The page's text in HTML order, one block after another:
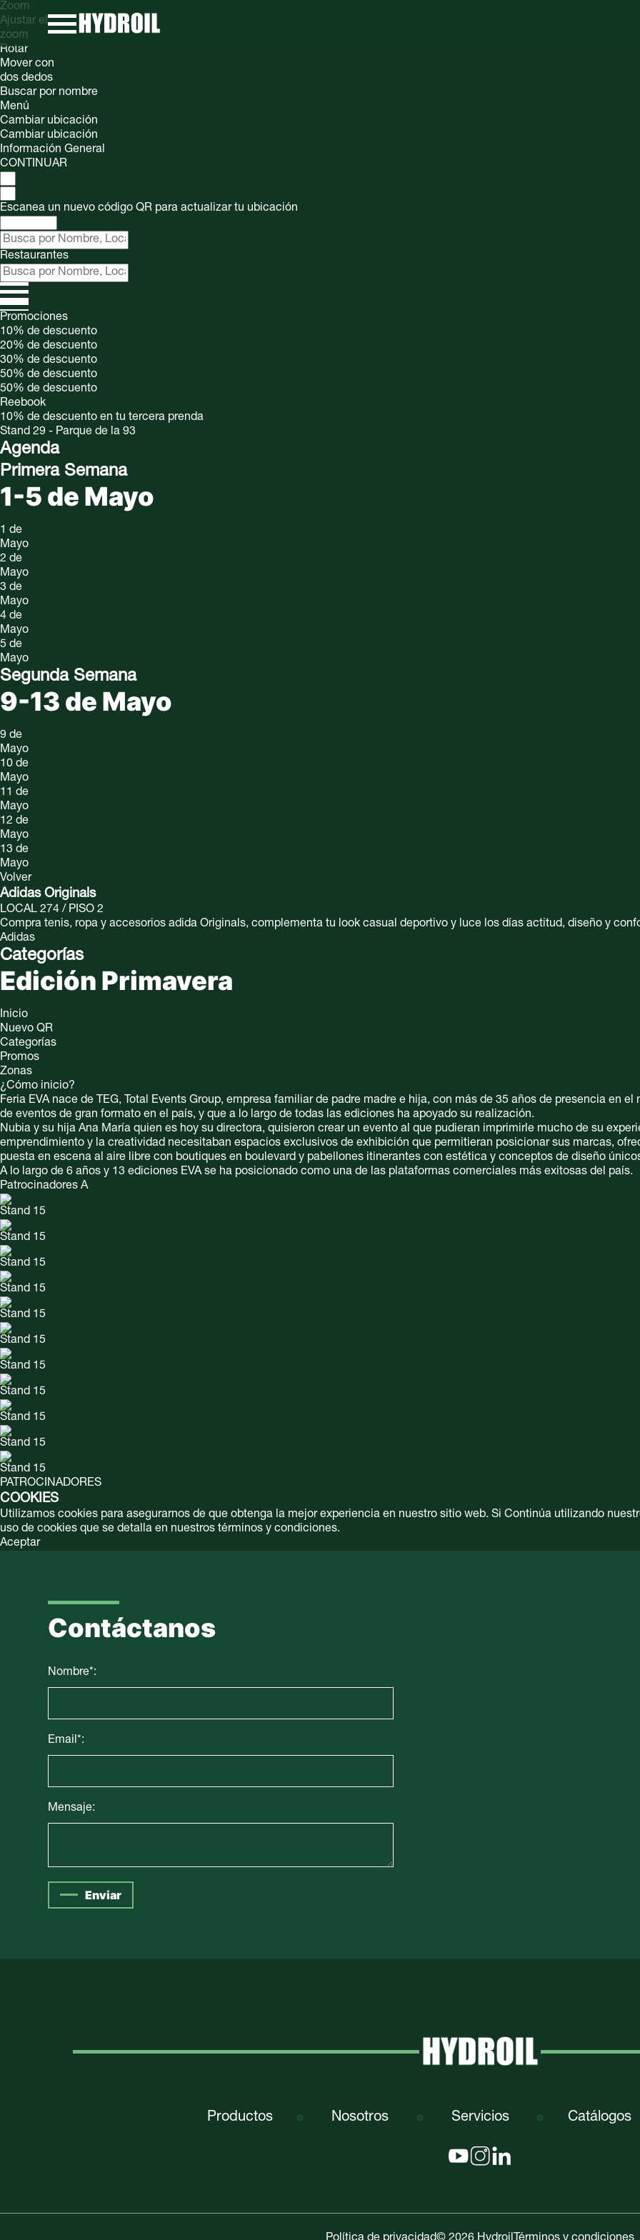
Zoom
Ajustar el
zoom
Rotar
Mover con
dos dedos
Buscar por nombre
Menú
Cambiar ubicación
Cambiar ubicación
Información General
CONTINUAR
Escanea un nuevo código QR para actualizar tu ubicación
Restaurantes
Promociones
10% de descuento
20% de descuento
30% de descuento
50% de descuento
50% de descuento
Reebook
10% de descuento en tu tercera prenda
Stand 29 - Parque de la 93
Agenda
Primera Semana
1-5 de Mayo
1 de
Mayo
2 de
Mayo
3 de
Mayo
4 de
Mayo
5 de
Mayo
Segunda Semana
9-13 de Mayo
9 de
Mayo
10 de
Mayo
11 de
Mayo
12 de
Mayo
13 de
Mayo
Volver
Adidas Originals
LOCAL 274 / PISO 2
Compra tenis, ropa y accesorios adida Originals, complementa tu look casual deportivo y luce los días actitud, diseño y
Adidas
Categorías
Edición Primavera
Inicio
Nuevo QR
Categorías
Promos
Zonas
¿Cómo inicio?
Feria EVA nace de TEG, Total Events Group, empresa familiar de padre madre e hija, con más de 35 años de presencia en
de eventos de gran formato en el país, y que a lo largo de todas las ediciones ha apoyado su realización.
Nubia y su hija Ana María quien es hoy su directora, quisieron crear un evento al que pudieran imprimirle mucho de su
emprendimiento y la creatividad necesitaban espacios exclusivos de exhibición que permitieran posicionar sus marcas,
puesta en escena al aire libre con boutiques en boulevard y pabellones itinerantes con estética y conceptos de diseño
A lo largo de 6 años y 13 ediciones EVA se ha posicionado como una de las plataformas comerciales más exitosas del país.
Patrocinadores A
Stand 15
Stand 15
Stand 15
Stand 15
Stand 15
Stand 15
Stand 15
Stand 15
Stand 15
Stand 15
Stand 15
PATROCINADORES
COOKIES
Utilizamos cookies para asegurarnos de que obtenga la mejor experiencia en nuestro sitio web. Si Continúa utilizando
uso de cookies que se detalla en nuestros términos y condiciones.
Aceptar
Contáctanos
Nombre*:
Email*:
Mensaje:
Enviar
Productos Nosotros Servicios Catálogos